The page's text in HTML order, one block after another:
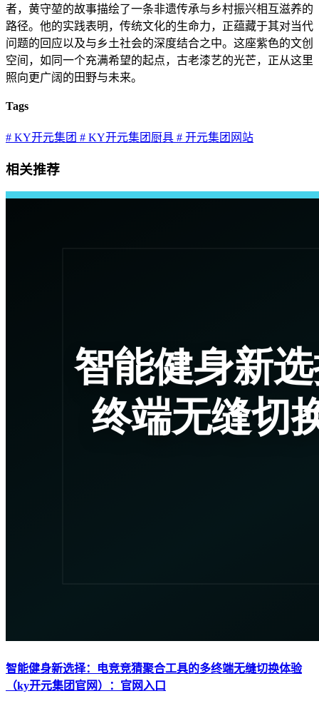
者，黄守堃的故事描绘了一条非遗传承与乡村振兴相互滋养的
路径。他的实践表明，传统文化的生命力，正蕴藏于其对当代
问题的回应以及与乡土社会的深度结合之中。这座紫色的文创
空间，如同一个充满希望的起点，古老漆艺的光芒，正从这里
照向更广阔的田野与未来。
Tags
# KY开元集团 # KY开元集团厨具 # 开元集团网站
相关推荐
智能健身新选择：电竞竞猜聚合工具的多终端无缝切换体验
（ky开元集团官网）：官网入口